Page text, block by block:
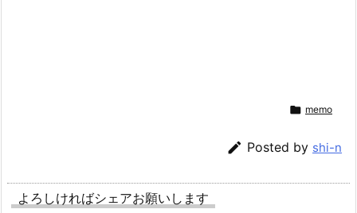
 memo
 Posted by shi-n
よろしければシェアお願いします